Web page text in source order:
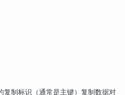
复制标识（通常是主键）复制数据对